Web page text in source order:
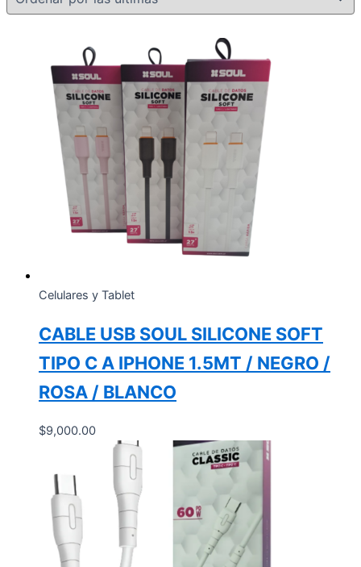
Celulares y Tablet
CABLE USB SOUL SILICONE SOFT
TIPO C A IPHONE 1.5MT / NEGRO /
ROSA / BLANCO
$9,000.00